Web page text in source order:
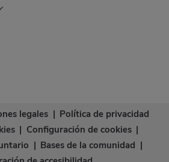
legales | Política de privacidad
| Configuración de cookies |
| Bases de la comunidad |